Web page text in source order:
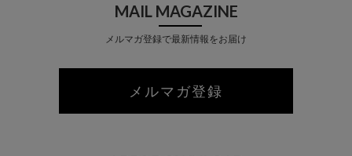
MAIL MAGAZINE
メルマガ登録で最新情報をお届け
メルマガ登録